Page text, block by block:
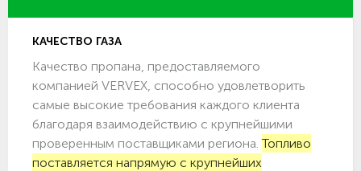
КАЧЕСТВО ГАЗА
Качество пропана, предоставляемого
компанией VERVEX, способно удовлетворить
самые высокие требования каждого клиента
благодаря взаимодействию с крупнейшими
проверенным поставщиками региона.Топливо
поставляется напрямую с крупнейших